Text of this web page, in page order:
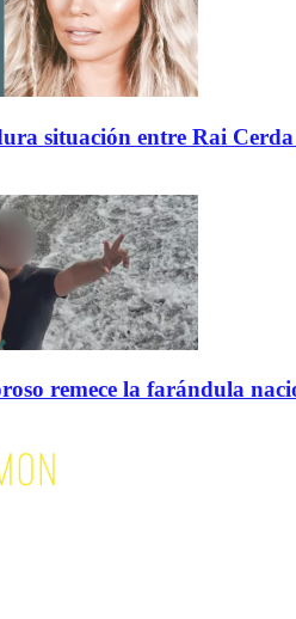
situación entre Rai
remece la farándula